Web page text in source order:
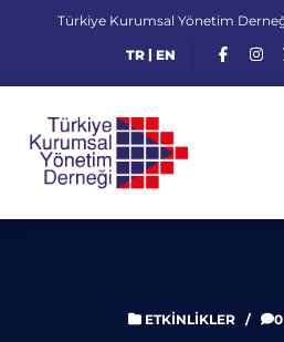
Türkiye Kurumsal Yönetim
TR| EN
ETKINLIKLER/ 0